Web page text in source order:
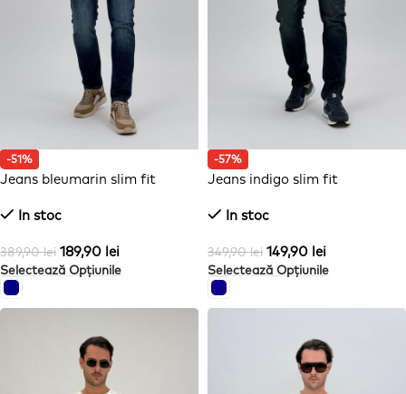
-51%
Jeans bleumarin slim fit
In stoc
389,90lei 189,90 lei
Selectează Opțiunile
-57%
Jeans indigo slim fit
In stoc
349,90lei 149,90 lei
Selectează Opțiunile